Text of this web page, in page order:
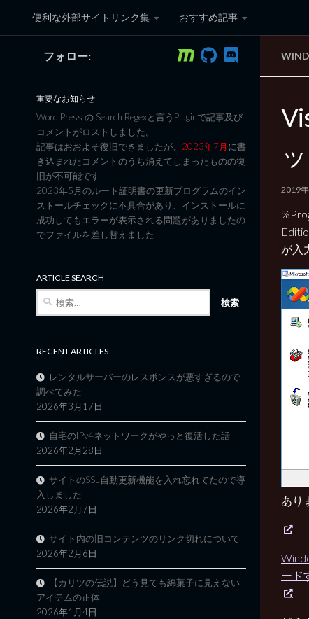
コンテンツへスキップ
便利な外部サイトリンク集 おすすめ記事
黒翼猫のコンピュー
2019
が入
あり
ード
フォロー:
重要なお知らせ
Word Press の Search Regexと言うPluginで記事及び
コメントがロストしました。
記事はおおよそ復旧できましたが、 2023年7月に書
き込まれたコメントのうち消えてしまったものの復
旧が不可能です
2023年5月のルート証明書の更新プログラムのイン
ストールチェックに不具合があり、インストールに
成功してもエラーが表示される問題がありましたの
でファイルを差し替えました
ARTICLE SEARCH
RECENT ARTICLES
レンタルサーバーのレスポンスが悪すぎるので
調べてみた
2026年3月17日
自宅のIPv4ネットワークがやっと復活した話
2026年2月28日
サイトのSSL自動更新機能を入れ忘れてたので導
入しました
2026年2月7日
サイト内の旧コンテンツのリンク切れについて
2026年2月6日
【カリツの伝説】どう見ても綿菓子に見えない
アイテムの正体
2026年1月4日